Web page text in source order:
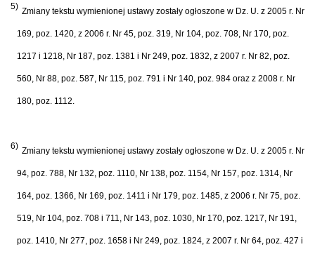
5) Zmiany tekstu wymienionej ustawy zostały ogłoszone w Dz. U. z 2005 r. Nr
169, poz. 1420, z 2006 r. Nr 45, poz. 319, Nr 104, poz. 708, Nr 170, poz.
1217 i 1218, Nr 187, poz. 1381 i Nr 249, poz. 1832, z 2007 r. Nr 82, poz.
560, Nr 88, poz. 587, Nr 115, poz. 791 i Nr 140, poz. 984 oraz z 2008 r. Nr
180, poz. 1112.
6) Zmiany tekstu wymienionej ustawy zostały ogłoszone w Dz. U. z 2005 r. Nr
94, poz. 788, Nr 132, poz. 1110, Nr 138, poz. 1154, Nr 157, poz. 1314, Nr
164, poz. 1366, Nr 169, poz. 1411 i Nr 179, poz. 1485, z 2006 r. Nr 75, poz.
519, Nr 104, poz. 708 i 711, Nr 143, poz. 1030, Nr 170, poz. 1217, Nr 191,
poz. 1410, Nr 277, poz. 1658 i Nr 249, poz. 1824, z 2007 r. Nr 64, poz. 427 i